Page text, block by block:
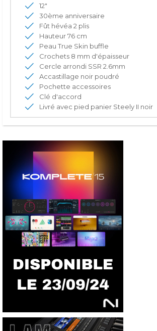
12"
30ème anniversaire
Fût hévéa 2 plis
Hauteur 76 cm
Peau True Skin buffle
Crochets 8 mm d'épaisseur
Cercle arrondi SSR 2.6mm
Accastillage noir poudré
Pochette accessoires
Clé d'accord
Livré avec pied panier Steely II noir